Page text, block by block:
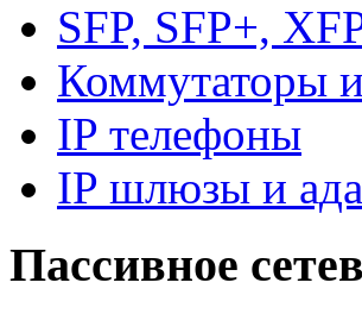
SFP, SFP+,
Коммутаторы
IP телефоны
IP шлюзы и
Пассивное